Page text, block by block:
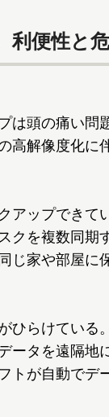
利便性と
頭の痛い問
高解像度化に
ップできて
クを複数同期
じ家や部屋に
らけている
ータを遠隔地
トが自動でデ